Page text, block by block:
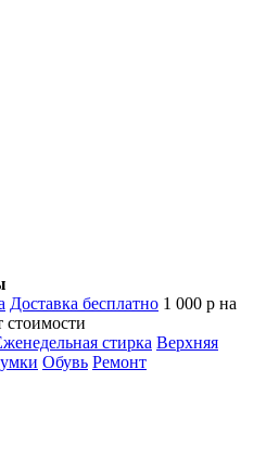
Доставка бесплатно 1 000 р на
стоимости
стирка Верхняя
Обувь Ремонт